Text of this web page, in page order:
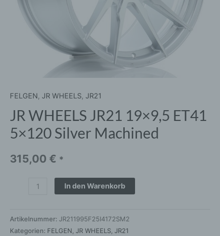
FELGEN, JR WHEELS, JR21
JR WHEELS JR21 19×9,5 ET41
5×120 Silver Machined
315,00 € *
In den Warenkorb
Artikelnummer: JR211995F25I4172SM2
Kategorien: FELGEN JR WHEELS JR21